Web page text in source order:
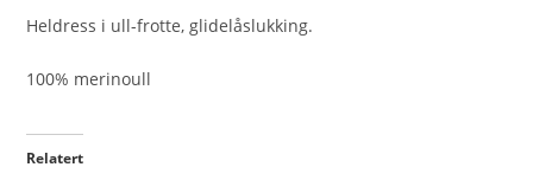
Heldress i ull-frotte, glidelåslukking.
100% merinoull
Relatert